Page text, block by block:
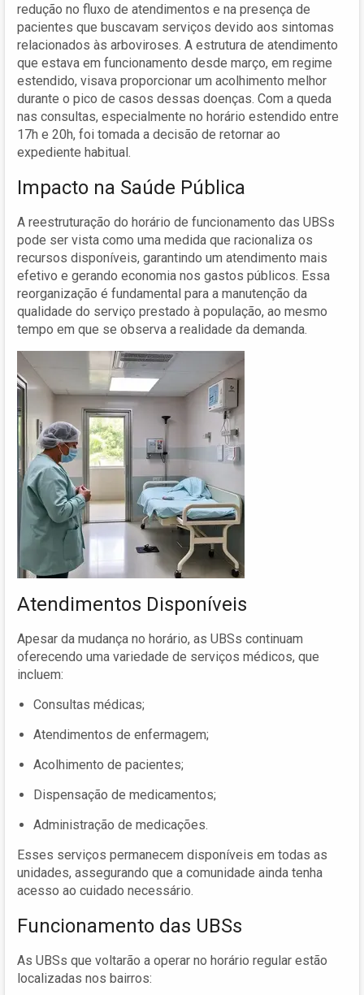
redução no fluxo de atendimentos e na presença de
pacientes que buscavam serviços devido aos sintomas
relacionados às arboviroses. A estrutura de atendimento
que estava em funcionamento desde março, em regime
estendido, visava proporcionar um acolhimento melhor
durante o pico de casos dessas doenças. Com a queda
nas consultas, especialmente no horário estendido entre
17h e 20h, foi tomada a decisão de retornar ao
expediente habitual.
Impacto na Saúde Pública
A reestruturação do horário de funcionamento das UBSs
pode ser vista como uma medida que racionaliza os
recursos disponíveis, garantindo um atendimento mais
efetivo e gerando economia nos gastos públicos. Essa
reorganização é fundamental para a manutenção da
qualidade do serviço prestado à população, ao mesmo
tempo em que se observa a realidade da demanda.
Atendimentos Disponíveis
Apesar da mudança no horário, as UBSs continuam
oferecendo uma variedade de serviços médicos, que
incluem:
Consultas médicas;
Atendimentos de enfermagem;
Acolhimento de pacientes;
Dispensação de medicamentos;
Administração de medicações.
Esses serviços permanecem disponíveis em todas as
unidades, assegurando que a comunidade ainda tenha
acesso ao cuidado necessário.
Funcionamento das UBSs
As UBSs que voltarão a operar no horário regular estão
localizadas nos bairros: